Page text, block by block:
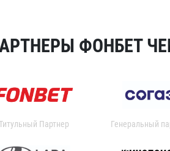
ФОНБЕТ
Партнер Генеральный